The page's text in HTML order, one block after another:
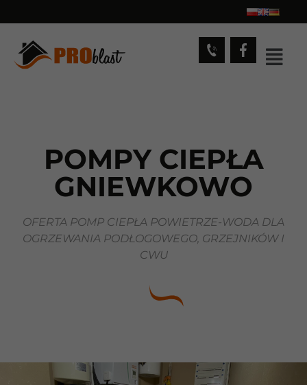
POMPY CIEPŁA
GNIEWKOWO
OFERTA POMP CIEPŁA POWIETRZE-WODA DLA
OGRZEWANIA PODŁOGOWEGO, GRZEJNIKÓW I
CWU